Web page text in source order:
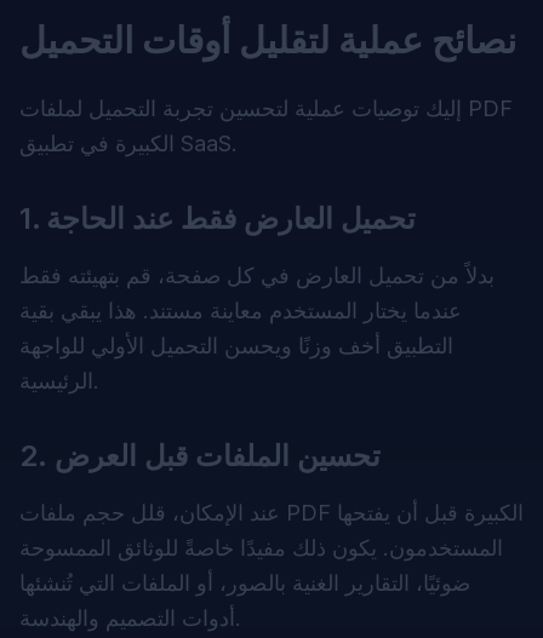
نصائح عملية لتقليل أوقات التحميل
إليك توصيات عملية لتحسين تجربة التحميل لملفات PDF
الكبيرة في تطبيق SaaS.
1. تحميل العارض فقط عند الحاجة
بدلاً من تحميل العارض في كل صفحة، قم بتهيئته فقط
عندما يختار المستخدم معاينة مستند. هذا يبقي بقية
التطبيق أخف وزنًا ويحسن التحميل الأولي للواجهة
الرئيسية.
2. تحسين الملفات قبل العرض
عند الإمكان، قلل حجم ملفات PDF الكبيرة قبل أن يفتحها
المستخدمون. يكون ذلك مفيدًا خاصةً للوثائق الممسوحة
ضوئيًا، التقارير الغنية بالصور، أو الملفات التي تُنشئها
أدوات التصميم والهندسة.